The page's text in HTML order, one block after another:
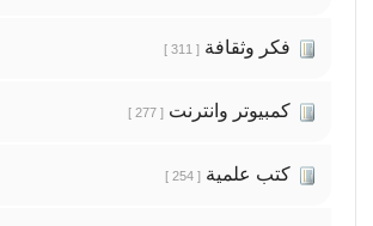
فكر وثقافة [ 311 ]
كمبيوتر وانترنت [ 277 ]
كتب علمية [ 254 ]